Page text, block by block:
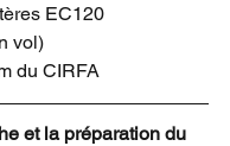
EC120
vol)
du CIRFA
et la préparation du